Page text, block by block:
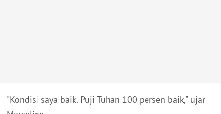
"Kondisi saya baik. Puji Tuhan 100 persen baik," ujar